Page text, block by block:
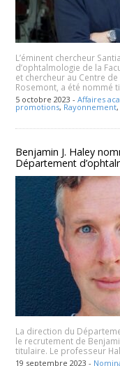
L’éminent chercheur
d’ophtalmologie de la
et chercheur au Centre
Rosemont, a été nommé
5 octobre 2023 -Affaires
promotions, Rayonnement,
Benjamin J. Haley
Département
La direction du
le recrutement de
titulaire. Le professeur
19 septembre 2023 -